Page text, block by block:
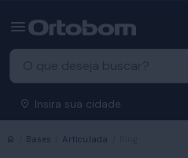
Insira sua cidade
Início
Bases Articulada